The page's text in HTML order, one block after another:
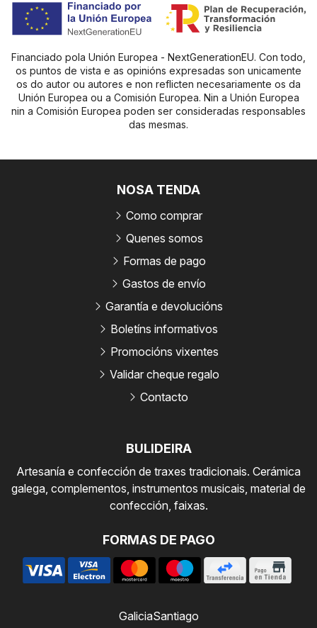
Financiado pola Unión Europea - NextGenerationEU. Con todo,
os puntos de vista e as opinións expresadas son unicamente
os do autor ou autores e non reflicten necesariamente os da
Unión Europea ou a Comisión Europea. Nin a Unión Europea
nin a Comisión Europea poden ser consideradas responsables
das mesmas.
BULIDEIRA
Artesanía e confección de traxes tradicionais. Cerámica
galega, complementos, instrumentos musicais, material de
confección, faixas.
FORMAS DE PAGO
NOSA TENDA
Como comprar
Quenes somos
Formas de pago
Gastos de envío
Garantía e devolucións
Boletíns informativos
Promocións vixentes
Validar cheque regalo
Contacto
GaliciaSantiago